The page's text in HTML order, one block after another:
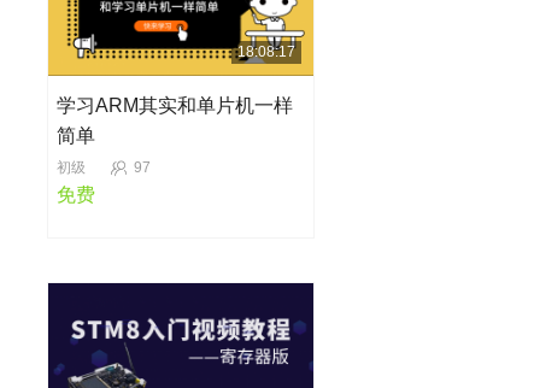
18:08:17
学习ARM其实和单片机一样
简单
初级 97
免费